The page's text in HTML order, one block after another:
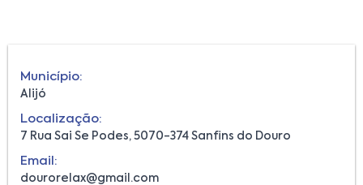
Município:
Alijó
Localização:
7 Rua Sai Se Podes, 5070-374 Sanfins do Douro
Email:
dourorelax@gmail.com